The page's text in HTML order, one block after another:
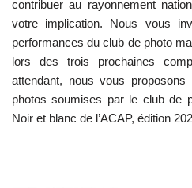
contribuer au rayonnement
votre implication. Nous vous
performances du club de photo
lors des trois prochaines
attendant, nous vous proposons
photos soumises par le club de
Noir et blanc de l’ACAP, édition